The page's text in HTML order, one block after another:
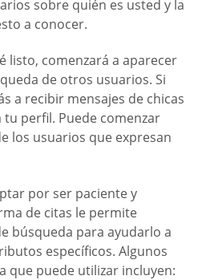
sobre quién es usted y la
a conocer.
listo, comenzará a aparecer
de otros usuarios. Si
a recibir mensajes de chicas
tu perfil. Puede comenzar
los usuarios que expresan
por ser paciente y
de citas le permite
búsqueda para ayudarlo a
específicos. Algunos
que puede utilizar incluyen: